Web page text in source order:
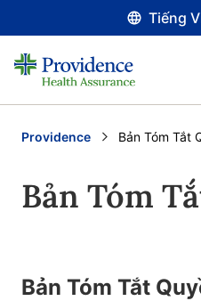
Tiếng
Providence Current:
Bản Tóm Tắt
Bản Tóm
Bản Tóm Tắt